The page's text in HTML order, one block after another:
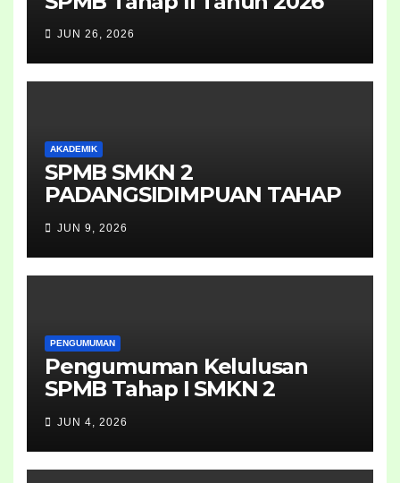
JUN 26, 2026
AKADEMIK
SPMB SMKN 2
PADANGSIDIMPUAN TAHAP
JUN 9, 2026
PENGUMUMAN
Pengumuman Kelulusan
SPMB Tahap I SMKN 2
2026
JUN 4, 2026